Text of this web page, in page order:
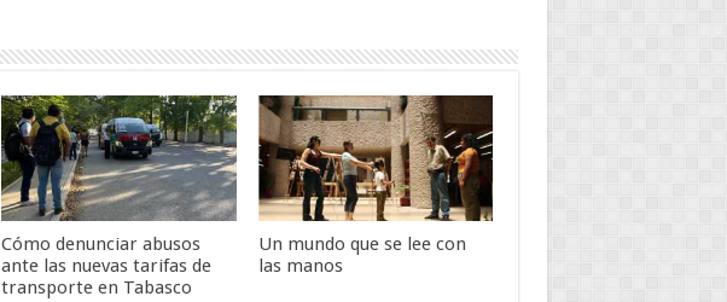
Cómo denunciar abusos
ante las nuevas tarifas de
transporte en Tabasco
Un mundo que se lee con
las manos